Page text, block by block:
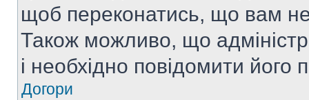
щоб переконатись, що вам
Також можливо, що
і необхідно повідомити
Догори